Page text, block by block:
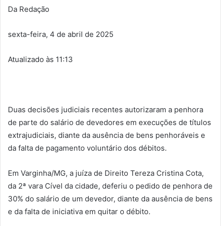
Da Redação
sexta-feira, 4 de abril de 2025
Atualizado às 11:13
Duas decisões judiciais recentes autorizaram a penhora
de parte do salário de devedores em execuções de títulos
extrajudiciais, diante da ausência de bens penhoráveis e
da falta de pagamento voluntário dos débitos.
Em Varginha/MG, a juíza de Direito Tereza Cristina Cota,
da 2ª vara Cível da cidade, deferiu o pedido de penhora de
30% do salário de um devedor, diante da ausência de bens
e da falta de iniciativa em quitar o débito.